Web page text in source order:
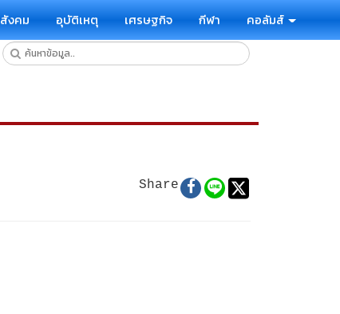
สังคม อุบัติเหตุ เศรษฐกิจ กีฬา คอลัมส์
Share